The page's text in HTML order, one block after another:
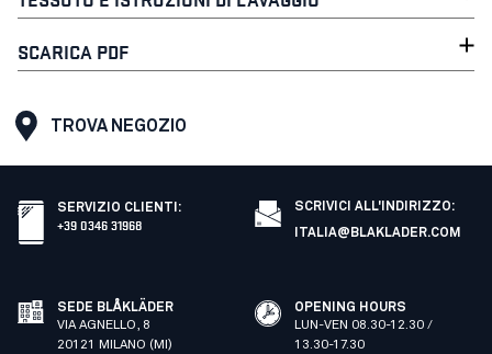
SCARICA PDF
TROVA NEGOZIO
SERVIZIO CLIENTI :
+39 0346 31968
SCRIVICI ALL'INDIRIZZO:
ITALIA@BLAKLADER.COM
SEDE BLÅKLÄDER
VIA AGNELLO, 8
20121 MILANO (MI)
OPENING HOURS
LUN-VEN 08.30-12.30 /
13.30-17.30